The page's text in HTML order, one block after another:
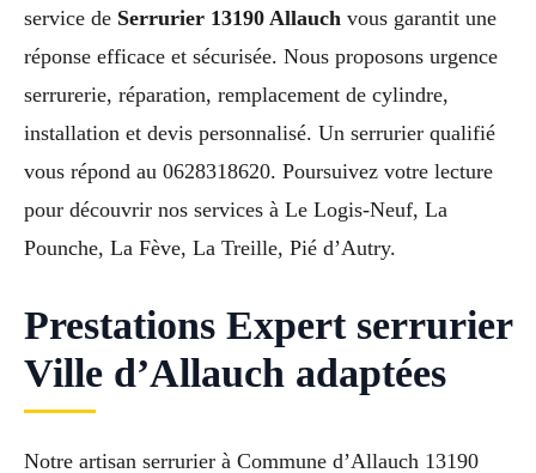
service de Serrurier 13190 Allauch vous garantit une
réponse efficace et sécurisée. Nous proposons urgence
serrurerie, réparation, remplacement de cylindre,
installation et devis personnalisé. Un serrurier qualifié
vous répond au 0628318620. Poursuivez votre lecture
pour découvrir nos services à Le Logis-Neuf, La
Pounche, La Fève, La Treille, Pié d’Autry.
Prestations Expert serrurier
Ville d’Allauch adaptées
Notre artisan serrurier à Commune d’Allauch 13190